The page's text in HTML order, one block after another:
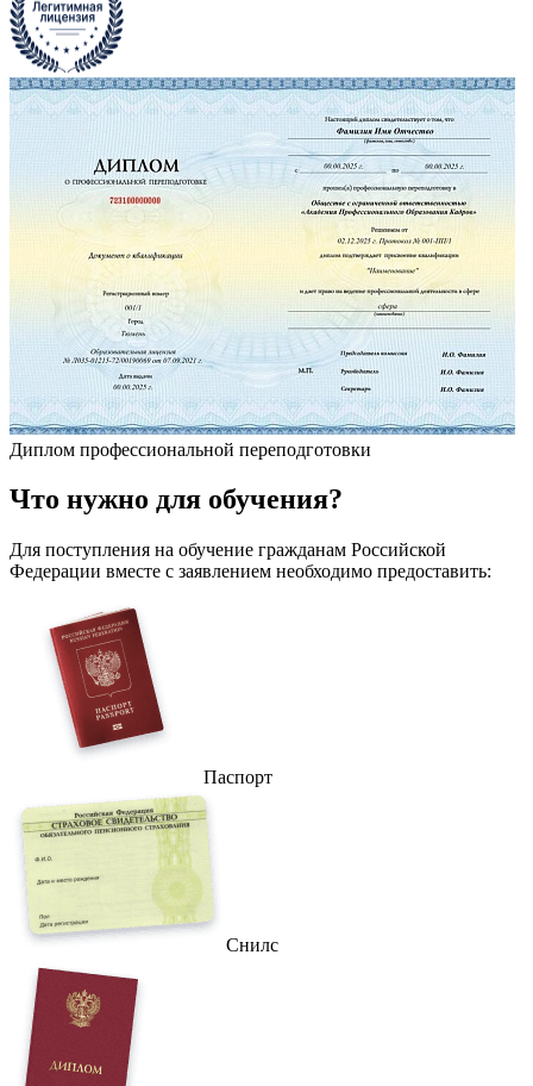
Диплом профессиональной переподготовки
Что нужно для обучения?
Для поступления на обучение гражданам Российской
Федерации вместе с заявлением необходимо предоставить:
Паспорт
Снилс